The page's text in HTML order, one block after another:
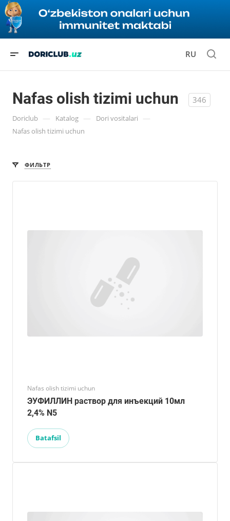
RU
Nafas olish tizimi uchun 346
Doriclub — Katalog — Dori vositalari —
Nafas olish tizimi uchun
ФИЛЬТР
Nafas olish tizimi uchun
ЭУФИЛЛИН раствор для инъекций 10мл
2,4% N5
Batafsil